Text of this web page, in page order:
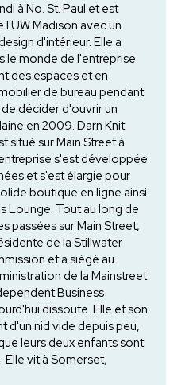
à No. St. Paul et est
Madison avec un
d'intérieur. Elle a
le monde de l'entreprise
des espaces et en
de bureau pendant
de décider d'ouvrir un
en 2009. Darn Knit
situé sur Main Street à
s'est développée
et s'est élargie pour
boutique en ligne ainsi
Lounge. Tout au long de
passées sur Main Street,
de la Stillwater
et a siégé au
de la Mainstreet
Business
dissoute. Elle et son
d'un nid vide depuis peu,
leurs deux enfants sont
Elle vit à Somerset,